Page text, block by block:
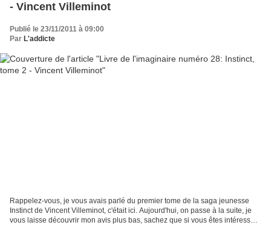
- Vincent Villeminot
Publié le 23/11/2011 à 09:00
Par L'addicte
Rappelez-vous, je vous avais parlé du premier tome de la saga jeunesse
Instinct de Vincent Villeminot, c'était ici. Aujourd'hui, on passe à la suite, je
vous laisse découvrir mon avis plus bas, sachez que si vous êtes intéressés